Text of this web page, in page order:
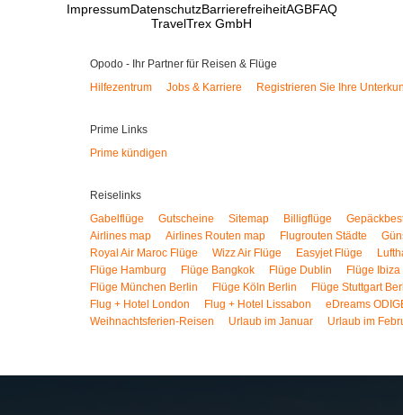
ImpressumDatenschutzBarrierefreiheitAGBFAQ
TravelTrex GmbH